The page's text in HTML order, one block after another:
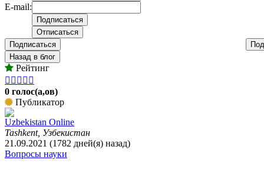
E-mail:
Подписаться
Назад в блог
Рейтинг
    
0 голос(а,ов)
Публикатор
Uzbekistan Online
Tashkent, Узбекистан
21.09.2021 (1782 дней(я) назад)
Вопросы науки